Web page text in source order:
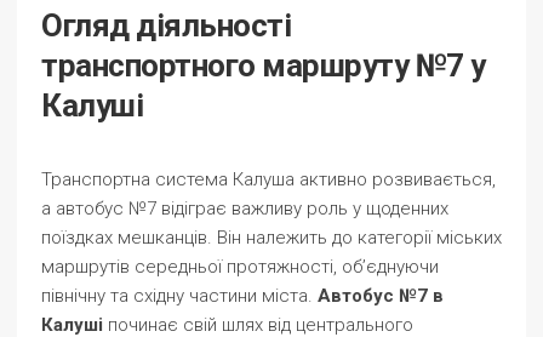
Огляд діяльності
транспортного маршруту №7 у
Калуші
Транспортна система Калуша активно розвивається,
а автобус №7 відіграє важливу роль у щоденних
поїздках мешканців. Він належить до категорії міських
маршрутів середньої протяжності, об’єднуючи
північну та східну частини міста. Автобус №7 в
Калуші починає свій шлях від центрального